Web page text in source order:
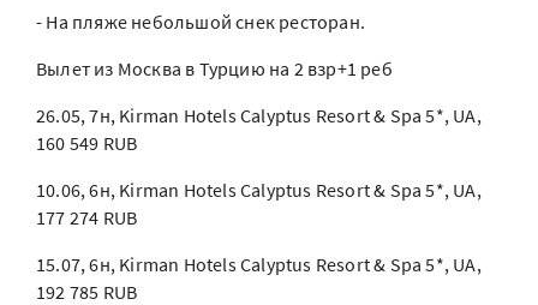
- На пляже небольшой снек ресторан.
Вылет из Москва в Турцию на 2 взр+1 реб
26.05, 7н, Kirman Hotels Calyptus Resort & Spa 5*, UA,
160 549 RUB
10.06, 6н, Kirman Hotels Calyptus Resort & Spa 5*, UA,
177 274 RUB
15.07, 6н, Kirman Hotels Calyptus Resort & Spa 5*, UA,
192 785 RUB